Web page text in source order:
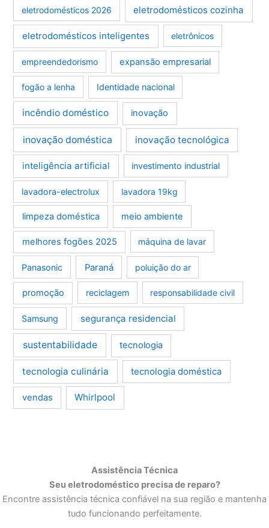
eletrodomésticos 2026 eletrodomésticos cozinha
eletrodomésticos inteligentes eletrônicos
empreendedorismo expansão empresarial
fogão a lenha Identidade nacional
incêndio doméstico inovação
inovação doméstica inovação tecnológica
inteligência artificial investimento industrial
lavadora-electrolux lavadora 19kg
limpeza doméstica meio ambiente
melhores fogões 2025 máquina de lavar
Panasonic Paraná poluição do ar
promoção reciclagem responsabilidade civil
Samsung segurança residencial
sustentabilidade tecnologia
tecnologia culinária tecnologia doméstica
vendas Whirlpool
Assistência Técnica
Seu eletrodoméstico precisa de reparo?
Encontre assistência técnica confiável na sua região e mantenha
tudo funcionando perfeitamente.